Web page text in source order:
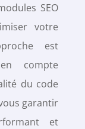
SEO
votre
est
compte
du code
garantir
et